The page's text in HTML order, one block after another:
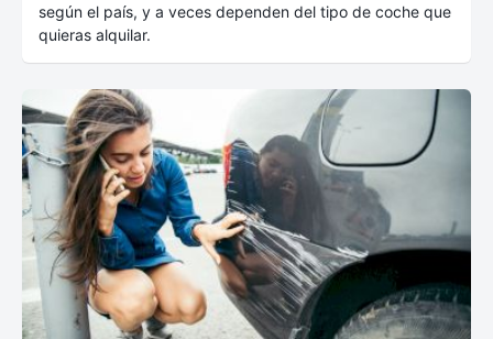
según el país, y a veces dependen del tipo de coche que
quieras alquilar.